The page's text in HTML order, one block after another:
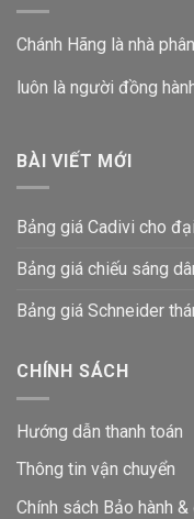
Chánh Hãng là nhà
luôn là người đồng
BÀI VIẾT MỚI
Bảng giá Cadivi cho
Bảng giá chiếu sáng
Bảng giá Schneider
CHÍNH SÁCH
Hướng dẫn thanh toán
Thông tin vận chuyển
Chính sách Bảo hành